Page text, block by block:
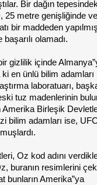
Bir dağın
25 metre genişliğinde
bir maddeden
olamadı.
gizlilik içinde
en ünlü bilim adamları
laboratuarı,
tuz madenlerinin
Amerika Birleşik
bilim adamları ise,
Oz kod adını
buranın resimlerini
bunların Amerika”ya